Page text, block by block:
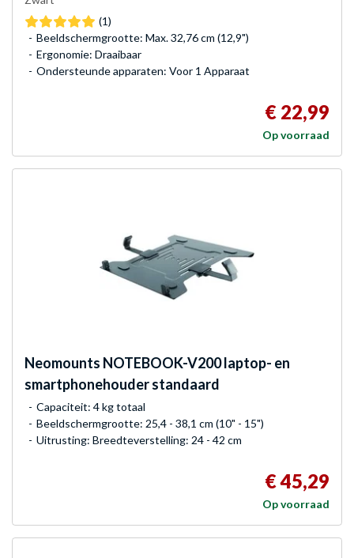
(1)
Beeldschermgrootte: Max. 32,76 cm (12,9")
Ergonomie: Draaibaar
Ondersteunde apparaten: Voor 1 Apparaat
€ 22,99
Op voorraad
Neomounts NOTEBOOK-V200 laptop- en
smartphonehouder standaard
Capaciteit: 4 kg totaal
Beeldschermgrootte: 25,4 - 38,1 cm (10" - 15")
Uitrusting: Breedteverstelling: 24 - 42 cm
€ 45,29
Op voorraad